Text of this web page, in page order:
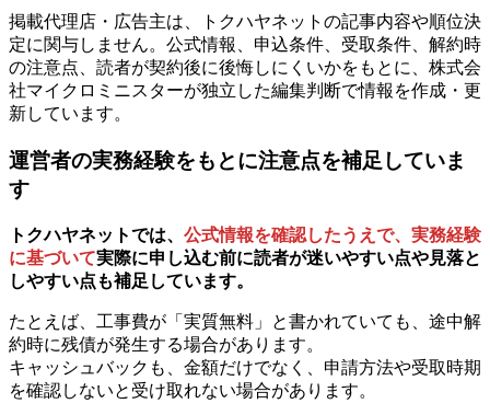
掲載代理店・広告主は、トクハヤネットの記事内容や順位決
定に関与しません。公式情報、申込条件、受取条件、解約時
の注意点、読者が契約後に後悔しにくいかをもとに、株式会
社マイクロミニスターが独立した編集判断で情報を作成・更
新しています。
運営者の実務経験をもとに注意点を補足していま
す
トクハヤネットでは、 公式情報を確認したうえで、実務経験
に基づいて実際に申し込む前に読者が迷いやすい点や見落と
しやすい点も補足しています。
たとえば、工事費が「実質無料」と書かれていても、途中解
約時に残債が発生する場合があります。
キャッシュバックも、金額だけでなく、申請方法や受取時期
を確認しないと受け取れない場合があります。